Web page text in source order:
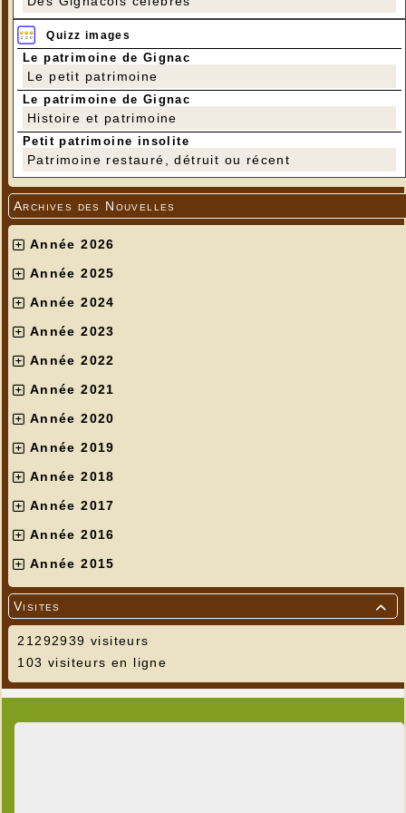
Quizz images
Le patrimoine de Gignac
Le petit patrimoine
Le patrimoine de Gignac
Histoire et patrimoine
Petit patrimoine insolite
Patrimoine restauré, détruit ou récent
Archives des Nouvelles
Année 2026
Année 2025
Année 2024
Année 2023
Année 2022
Année 2021
Année 2020
Année 2019
Année 2018
Année 2017
Année 2016
Année 2015

Visites
21292939 visiteurs
103 visiteurs en ligne